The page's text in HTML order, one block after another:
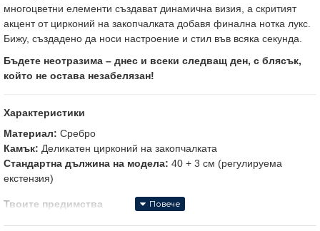
многоцветни елементи създават динамична визия, а скритият
акцент от цирконий на закопчалката добавя финална нотка лукс.
Бижу, създадено да носи настроение и стил във всяка секунда.
Бъдете неотразима – днес и всеки следващ ден, с блясък,
който не остава незабелязан!
Характеристики
Материал: Сребро
Камък: Деликатен цирконий на закопчалката
Стандартна дължина на модела: 40 + 3 см (регулируема
екстензия)
Твоите предимства
•Сертификатза качество